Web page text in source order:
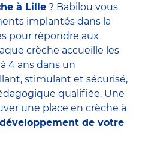
à Lille ? Babilou vous
implantés dans la
pour répondre aux
crèche accueille les
4 ans dans un
stimulant et sécurisé,
qualifiée. Une
une place en crèche à
développement de votre